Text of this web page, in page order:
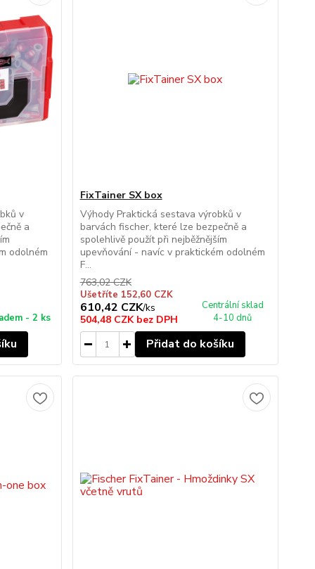
v
a
odolném
- 2 ks
FixTainer SX box
Výhody Praktická sestava výrobků v
barvách fischer, které lze bezpečně a
spolehlivě použít při nejběžnějším
upevňování - navíc v praktickém odolném
F...
763,02 CZK
Ušetříte 152,60 CZK
610,42 CZK/ks
504,48 CZK bez DPH
Centrální sklad
4-10 dnů
Přidat do košíku